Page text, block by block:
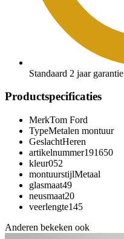
Standaard 2 jaar garantie
Productspecificaties
MerkTom Ford
TypeMetalen montuur
GeslachtHeren
artikelnummer191650
kleur052
montuurstijlMetaal
glasmaat49
neusmaat20
veerlengte145
Anderen bekeken ook